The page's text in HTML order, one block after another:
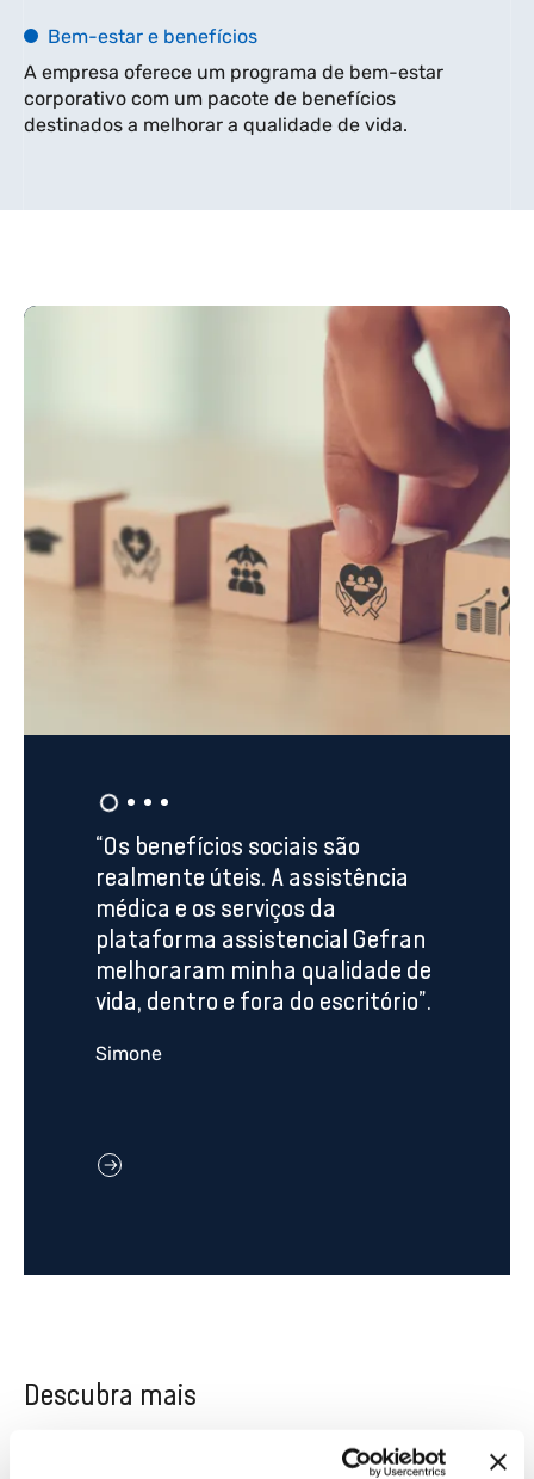
Bem-estar e benefícios
A empresa oferece um programa de bem-estar
corporativo com um pacote de benefícios
destinados a melhorar a qualidade de vida.
“Os benefícios sociais são
realmente úteis. A assistência
médica e os serviços da
plataforma assistencial Gefran
melhoraram minha qualidade de
vida, dentro e fora do escritório”.
Simone
Descubra mais